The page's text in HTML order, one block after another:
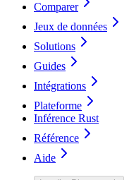
Comparer
Jeux de données
Solutions
Guides
Intégrations
Plateforme
Inférence Rust
Référence
Aide